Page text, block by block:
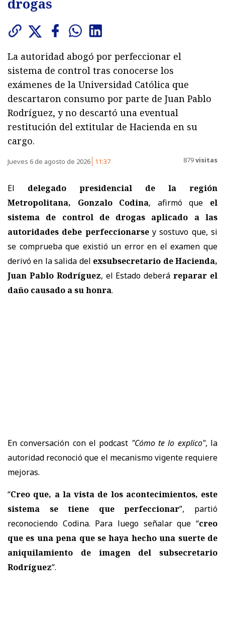
drogas
La autoridad abogó por perfeccionar el
sistema de control tras conocerse los
exámenes de la Universidad Católica que
descartaron consumo por parte de Juan Pablo
Rodríguez, y no descartó una eventual
restitución del extitular de Hacienda en su
cargo.
Jueves 6 de agosto de 2026 11:37 879visitas
El delegado presidencial de la región
Metropolitana, Gonzalo Codina, afirmó que el
sistema de control de drogas aplicado a las
autoridades debe perfeccionarsey sostuvo que, si
se comprueba que existió un error en el examen que
derivó en la salida del exsubsecretario de Hacienda,
Juan Pablo Rodríguez, el Estado deberáreparar el
daño causado a su honra.
En conversación con el podcast "Cómo te lo explico", la
autoridad reconoció que el mecanismo vigente requiere
mejoras.
“Creo que, a la vista de los acontecimientos, este
sistema se tiene que perfeccionar”, partió
reconociendo Codina. Para luego señalar que “creo
que es una pena que se haya hecho una suerte de
aniquilamiento de imagen del subsecretario
Rodríguez”.